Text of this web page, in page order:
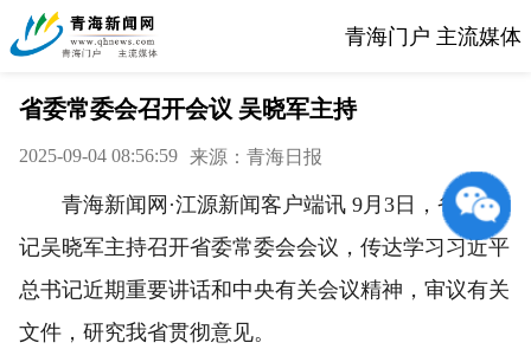
青海门户 主流媒体
省委常委会召开会议 吴晓军主持
2025-09-04 08:56:59 来源：青海日报
青海新闻网·江源新闻客户端讯 9月3日，省委书
记吴晓军主持召开省委常委会会议，传达学习习近平
总书记近期重要讲话和中央有关会议精神，审议有关
文件，研究我省贯彻意见。